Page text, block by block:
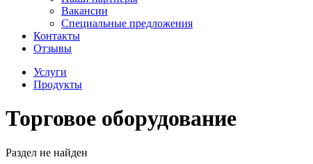
Вакансии
Специальные предложения
Контакты
Отзывы
Услуги
Продукты
Торговое оборудование
Раздел не найден